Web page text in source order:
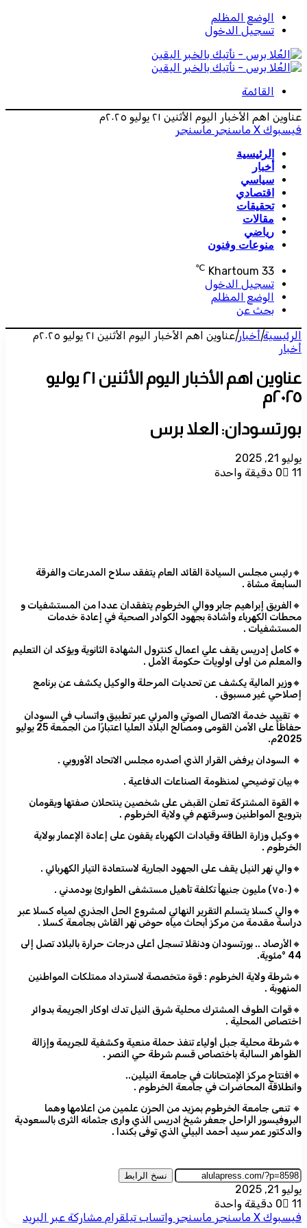
الوضع المظلم
تسجيل الدخول
القائمة
عناوين اهم الأخبار اليوم الأثنين ٢١ يوليو ٢٠٢٥م
فيسبوك ‫X ماسنجر ماسنجر
الرئيسية
أخبار
سياسي
اقتصادي
تحقيقات
مقالات
رياضي
منوعات وفنون
Khartoum 33
℃
تسجيل الدخول
الوضع المظلم
بحث عن
الرئيسية|أخبار|عناوين اهم الأخبار اليوم الأثنين ٢١ يوليو ٢٠٢٥م
أخبار
عناوين اهم الأخبار اليوم الأثنين ٢١ يوليو
٢٠٢٥م
بورتسودان: العلا برس
يوليو 21, 2025
0
11 دقيقة واحدة
🔸رئيس مجلس السيادة القائد العام يتفقد سلاح المدرعات والفرقة
السابعة مشاة .
🔸الفريق إبراهيم جابر ووالي الخرطوم يتفقدان عددا من المستشفيات و
محطات الكهرباء وأشادة بجهود الكوادر الصحية في إعادة خدمات
المستشفيات .
🔸كامل إدريس يقف علي اعمال كنترول الشهادة الثانوية ويؤكد ان التعليم
والمعلم من اولى اولويات حكومة الأمل .
🔸وزير المالية يكشف عن تحديات المرحلة والوكيل يكشف عن برنامج
إصلاحي غير مسبوق .
🔸 تقييد خدمة الاتصال الصوتي والمرئي عبر تطبيق واتساب في السودان
حفاظاً على الأمن القومى ومصالح البلاد العليا اعتبارًا من الجمعة 25 يوليو
2025م.
🔸 السودان يرفض القرار الذي أصدره مجلس الاتحاد الأوروبي .
🔸بيان توضيحي لمنظومة الصناعات الدفاعية .
🔸القوة المشتركة تعلن القبض على شخصين ينتحلان صفتها ويقومان
بترويع المواطنين وسرقتهم في ولاية الخرطوم .
🔸وكيل وزارة الطاقة وقيادات الكهرباء يقفون على إعادة الإعمار بولاية
الخرطوم .
🔸والي نهر النيل يقف على الجهود الجارية لاستعادة التيار الكهربائي .
🔸(٧٥٠) مليون جنيهاً تكلفة تأهيل مستشفى الطوارئ بودمدني .
🔸والي كسلا يتسلم التقرير النهائي لمشروع الحل الجذري لمياه كسلا عبر
دراسة مقدمة من مركز أبحاث مياه حوض نهر القاش بجامعة كسلا .
🔸الأرصاد .. بورتسودان ودنقلا تسجل أعلى درجات حرارة بالبلاد تصل إلى
44 °مئوية.
🔸شرطة ولاية الخرطوم : قوة متخصصة لاسترداد ممتلكات المواطنين
المنهوبة .
🔸قوات الطوف المشترك محلية شرق النيل تدك اوكار الجريمة بدوائر
اختصاص المحلية .
🔸شرطة محلية جبل أولياء تنفذ حملة منعية وكشفية للجريمة وإزالة
الظواهر السالبة باختصاص قسم شرطة حي النصر .
🔸افتتاح مركز الإمتحانات في جامعة النيلين..
وانطلاقة المحاضرات في جامعة الخرطوم .
🔸 تنعى جامعة الخرطوم بمزيد من الحزن علمين من اعلامها وهما
البروفيسور الراحل جعفر شيخ ادريس الذي وارى جثمانه الثرى بالسعودية
والدكتور عمر سيد أحمد البيلي الذي توفى بكندا .
نسخ الرابط
يوليو 21, 2025
0
11
دقيقة واحدة
فيسبوك ‫X ماسنجر ماسنجر واتساب تيلقرام مشاركة عبر البريد